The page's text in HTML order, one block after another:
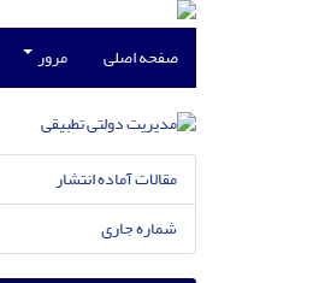
صفحه اصلی مرور
مقالات آماده انتشار
شماره جاری